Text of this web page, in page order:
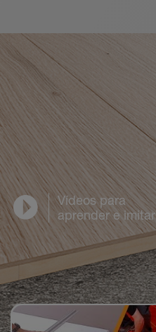
Vídeos para
aprender e imitar